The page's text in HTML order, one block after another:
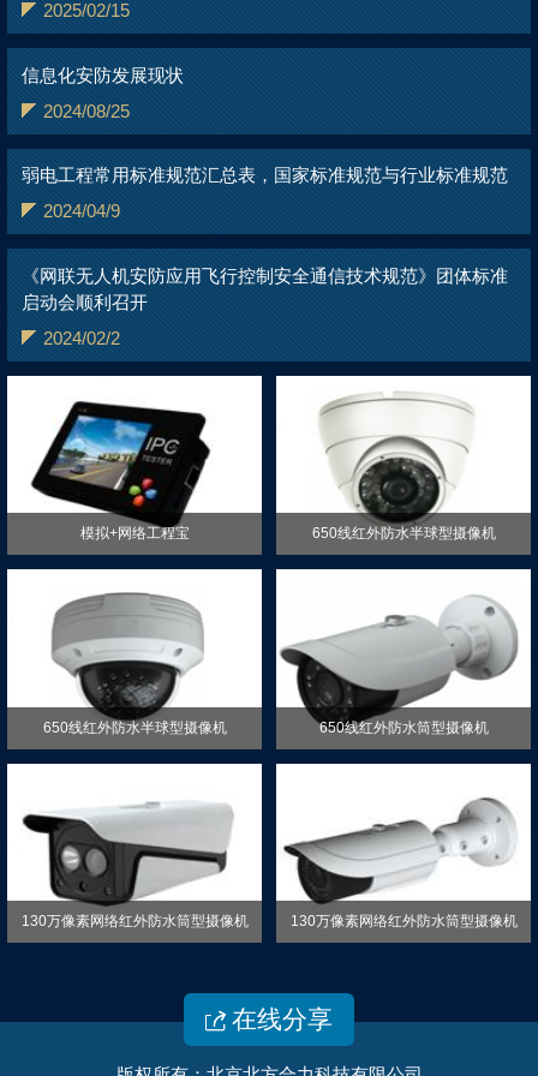
2025/02/15
信息化安防发展现状
2024/08/25
弱电工程常用标准规范汇总表，国家标准规范与行业标准规范
2024/04/9
《网联无人机安防应用飞行控制安全通信技术规范》团体标准
启动会顺利召开
2024/02/2
模拟+网络工程宝 650线红外防水半球型摄像机
650线红外防水半球型摄像机 650线红外防水筒型摄像机
130万像素网络红外防水筒型摄像机 130万像素网络红外防水筒型摄像机
 在线分享